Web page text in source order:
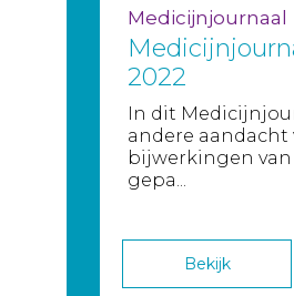
Medicijnjournaal
2022
In dit
andere aandacht
bijwerkingen
gepa...
Bekijk